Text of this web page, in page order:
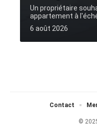
Un propriétaire
appartement à
6 août 2026
©
Contact